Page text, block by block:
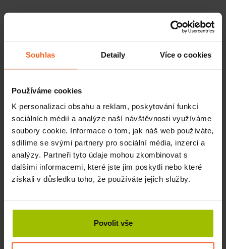
Souhlas Detaily Více o cookies
Používáme cookies
K personalizaci obsahu a reklam, poskytování funkcí
sociálních médií a analýze naší návštěvnosti využíváme
soubory cookie. Informace o tom, jak náš web používáte,
sdílíme se svými partnery pro sociální média, inzerci a
analýzy. Partneři tyto údaje mohou zkombinovat s
dalšími informacemi, které jste jim poskytli nebo které
získali v důsledku toho, že používáte jejich služby.
Povolit vše
DO MĚSÍCE
3300 Kč KOUPIT
KONTAKTY
Petra Bezruče 1877/67
466 01 Jablonec nad Nisou
IČ: 25416375